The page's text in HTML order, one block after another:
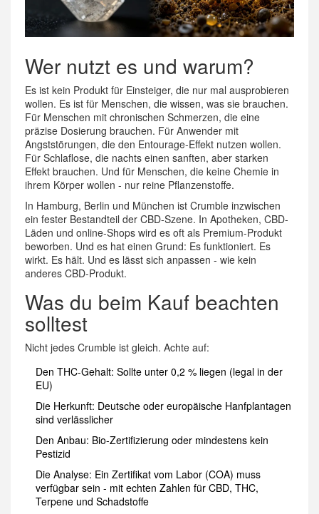
Wer nutzt es und warum?
Es ist kein Produkt für Einsteiger, die nur mal ausprobieren
wollen. Es ist für Menschen, die wissen, was sie brauchen.
Für Menschen mit chronischen Schmerzen, die eine
präzise Dosierung brauchen. Für Anwender mit
Angststörungen, die den Entourage-Effekt nutzen wollen.
Für Schlaflose, die nachts einen sanften, aber starken
Effekt brauchen. Und für Menschen, die keine Chemie in
ihrem Körper wollen - nur reine Pflanzenstoffe.
In Hamburg, Berlin und München ist Crumble inzwischen
ein fester Bestandteil der CBD-Szene. In Apotheken, CBD-
Läden und online-Shops wird es oft als Premium-Produkt
beworben. Und es hat einen Grund: Es funktioniert. Es
wirkt. Es hält. Und es lässt sich anpassen - wie kein
anderes CBD-Produkt.
Was du beim Kauf beachten
solltest
Nicht jedes Crumble ist gleich. Achte auf:
Den THC-Gehalt: Sollte unter 0,2 % liegen (legal in der
EU)
Die Herkunft: Deutsche oder europäische Hanfplantagen
sind verlässlicher
Den Anbau: Bio-Zertifizierung oder mindestens kein
Pestizid
Die Analyse: Ein Zertifikat vom Labor (COA) muss
verfügbar sein - mit echten Zahlen für CBD, THC,
Terpene und Schadstoffe